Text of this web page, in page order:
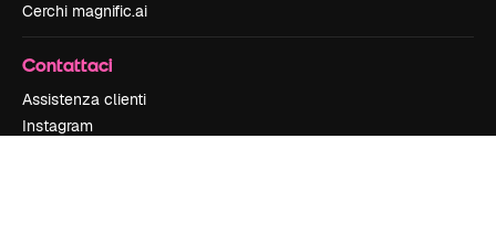
Cerchi magnific.ai
Contattaci
Assistenza clienti
Instagram